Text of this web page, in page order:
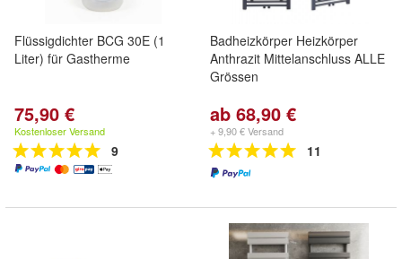
Flüssigdichter BCG 30E (1
Liter) für Gastherme
75,90 €
Kostenloser Versand
9
Badheizkörper Heizkörper
Anthrazit Mittelanschluss ALLE
Grössen
ab 68,90 €
+ 9,90 € Versand
11